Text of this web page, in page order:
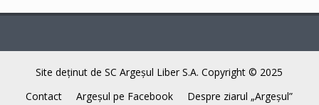
Site deţinut de SC Argeşul Liber S.A. Copyright © 2025
Contact
Argeşul pe Facebook Despre ziarul „Argeşul”